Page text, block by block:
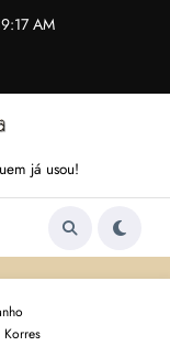
AM
já usou!